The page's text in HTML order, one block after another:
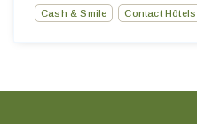
Cash & Smile Contact Hôtels